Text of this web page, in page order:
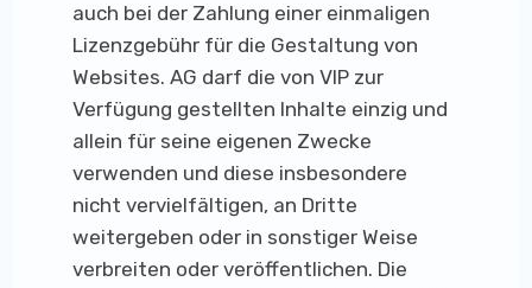
auch bei der Zahlung einer einmaligen
Lizenzgebühr für die Gestaltung von
Websites. AG darf die von VIP zur
Verfügung gestellten Inhalte einzig und
allein für seine eigenen Zwecke
verwenden und diese insbesondere
nicht vervielfältigen, an Dritte
weitergeben oder in sonstiger Weise
verbreiten oder veröffentlichen. Die